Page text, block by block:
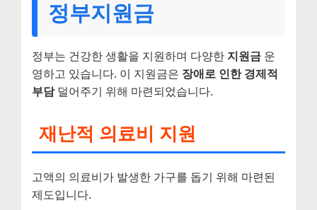
정부지원금
정부는 건강한 생활을 지원하며 다양한 지원금 운
영하고 있습니다. 이 지원금은 장애로 인한 경제적
부담덜어주기 위해 마련되었습니다.
재난적 의료비 지원
고액의 의료비가 발생한 가구를 돕기 위해 마련된
제도입니다.